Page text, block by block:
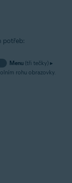
potřeb:
Menu(tři tečky) ▸
rohu obrazovky.